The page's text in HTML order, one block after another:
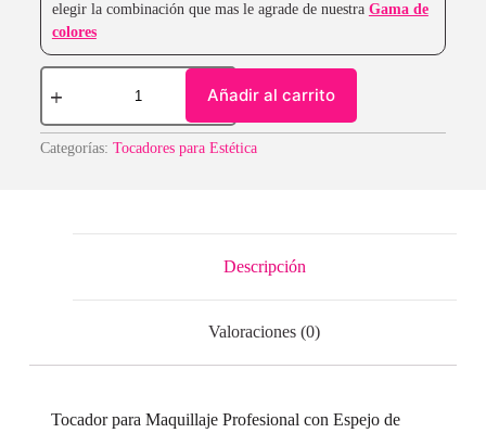
elegir la combinación que mas le agrade de nuestra Gama de
colores
Añadir al carrito
Categorías: Tocadores para Estética
Descripción
Valoraciones (0)
Tocador para Maquillaje Profesional con Espejo de